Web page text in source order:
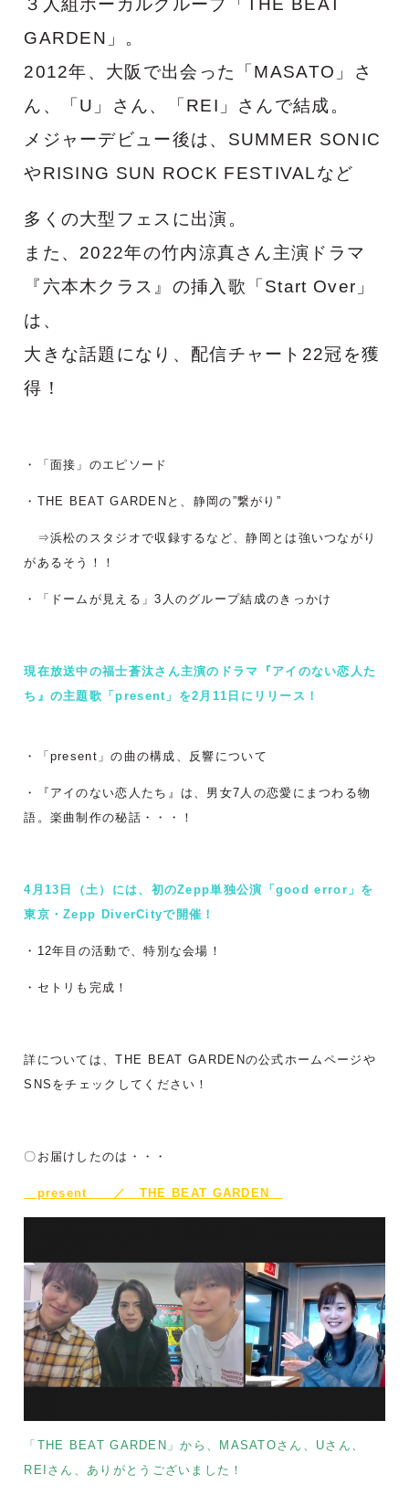
３人組ボーカルグループ「THE BEAT
GARDEN」。
2012年、大阪で出会った「MASATO」さ
ん、「U」さん、「REI」さんで結成。
メジャーデビュー後は、SUMMER SONIC
やRISING SUN ROCK FESTIVALなど
多くの大型フェスに出演。
また、2022年の竹内涼真さん主演ドラマ
『六本木クラス』の挿入歌「Start Over」
は、
大きな話題になり、配信チャート22冠を獲
得！
・「面接」のエピソード
・THE BEAT GARDENと、静岡の”繋がり”
⇒浜松のスタジオで収録するなど、静岡とは強いつながり
があるそう！！
・「ドームが見える」3人のグループ結成のきっかけ
現在放送中の福士蒼汰さん主演のドラマ『アイのない恋人た
ち』の主題歌「present」を2月11日にリリース！
・「present」の曲の構成、反響について
・『アイのない恋人たち』は、男女7人の恋愛にまつわる物
語。楽曲制作の秘話・・・！
4月13日（土）には、初のZepp単独公演「good error」を
東京・Zepp DiverCityで開催！
・12年目の活動で、特別な会場！
・セトリも完成！
詳については、THE BEAT GARDENの公式ホームページや
SNSをチェックしてください！
〇お届けしたのは・・・
present ／ THE BEAT GARDEN
「THE BEAT GARDEN」から、MASATOさん、Uさん、
REIさん、ありがとうございました！